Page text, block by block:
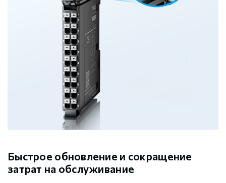
Быстрое обновление и сокращение
затрат на обслуживание